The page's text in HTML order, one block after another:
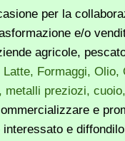
per la
e/o
agricole,
Formaggi,
metalli preziozi,
e
e